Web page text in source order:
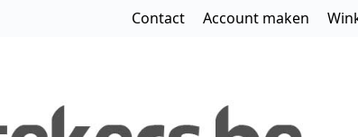
Contact Account maken